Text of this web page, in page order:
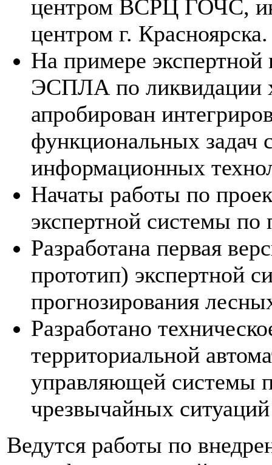
центром ВСРЦ ГОЧС,
центром г. Красноярска.
На примере
ЭСПЛА по ликвидации
апробирован
функциональных задач
информационных
Начаты работы по
экспертной системы
Разработана первая
прототип) экспертной
прогнозирования
Разработано
территориальной
управляющей системы
чрезвычайных
Ведутся работы по